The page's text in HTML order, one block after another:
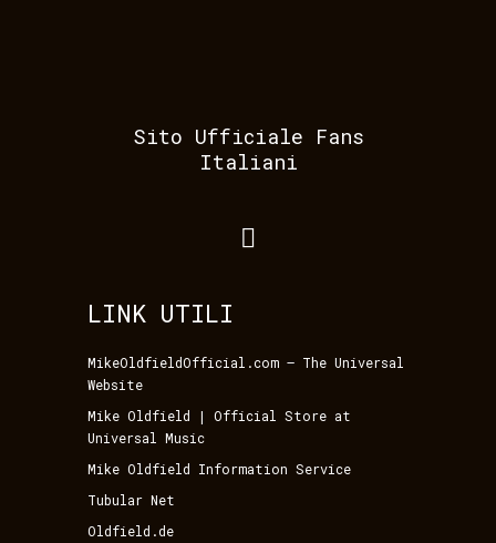
Sito Ufficiale Fans
Italiani
LINK UTILI
MikeOldfieldOfficial.com – The Universal
Website
Mike Oldfield | Official Store at
Universal Music
Mike Oldfield Information Service
Tubular Net
Oldfield.de